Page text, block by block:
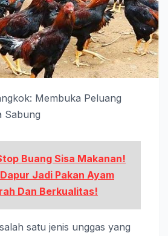
Membuka Peluang
Sabung
Buang Sisa Makanan!
Jadi Pakan Ayam
Dan Berkualitas!
satu jenis unggas yang